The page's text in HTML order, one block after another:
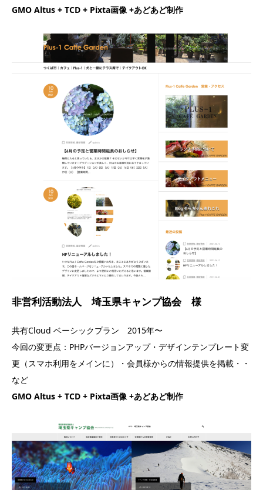
GMO Altus + TCD + Pixta画像 +あどあど制作
非営利活動法人 埼玉県キャンプ協会 様
共有Cloud ベーシックプラン 2015年〜
今回の変更点：PHPバージョンアップ・デザインテンプレート変
更（スマホ利用をメインに）・会員様からの情報提供を掲載・・
など
GMO Altus + TCD + Pixta画像 +あどあど制作